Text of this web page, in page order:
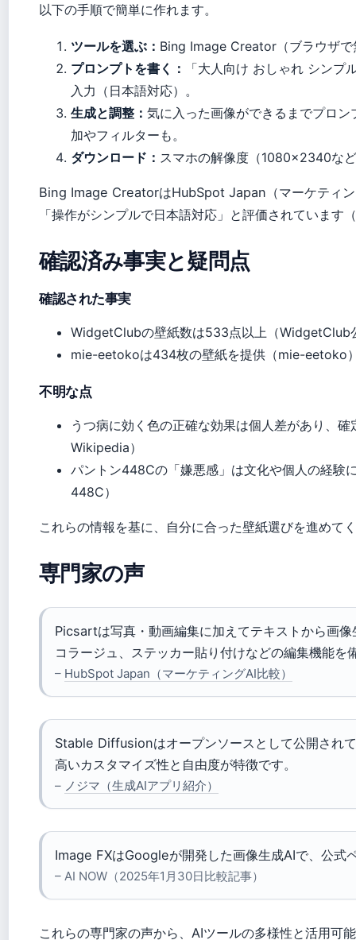
以下の手順で簡単に作れます。
ツールを選ぶ： Bing Image Creator（ブラウザ
プロンプトを書く：
「大人向け おしゃれ シン
入力（日本語対応）。
生成と調整： 気に入った画像ができるまでプロ
加やフィルターも。
ダウンロード： スマホの解像度（1080×2340な
Bing Image CreatorはHubSpot Japan（マーケティ
「操作がシンプルで日本語対応」と評価されていま
確認済み事実と疑問点
確認された事実
WidgetClubの壁紙数は533点以上（WidgetClub
mie-eetokoは434枚の壁紙を提供（mie-eetoko
不明な点
うつ病に効く色の正確な効果は個人差があり、
Wikipedia）
パントン448Cの「嫌悪感」は文化や個人の経験
448C）
これらの情報を基に、自分に合った壁紙選びを進めて
専門家の声
Picsartは写真・動画編集に加えてテキストから画
コラージュ、ステッカー貼り付けなどの編集機能を
– HubSpot Japan（マーケティングAI比較）
Stable Diffusionはオープンソースとして公開され
高いカスタマイズ性と自由度が特徴です。
– ノジマ（生成AIアプリ紹介）
Image FXはGoogleが開発した画像生成AIで、公式
– AI NOW（2025年1月30日比較記事）
これらの専門家の声から、AIツールの多様性と活用可